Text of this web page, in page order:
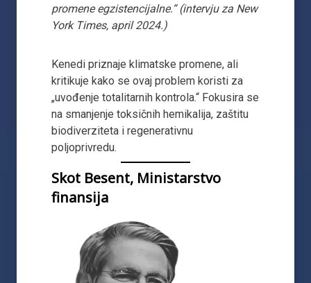
promene egzistencijalne.“ (intervju za New
York Times, april 2024.)
Kenedi priznaje klimatske promene, ali
kritikuje kako se ovaj problem koristi za
„uvođenje totalitarnih kontrola.“ Fokusira se
na smanjenje toksičnih hemikalija, zaštitu
biodiverziteta i regenerativnu
poljoprivredu.
Skot Besent, Ministarstvo
finansija